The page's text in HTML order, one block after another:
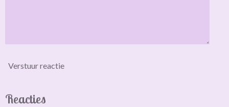
Verstuur reactie
Reacties